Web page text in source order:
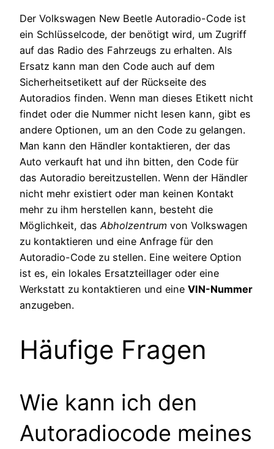
Der Volkswagen New Beetle Autoradio-Code ist
ein Schlüsselcode, der benötigt wird, um Zugriff
auf das Radio des Fahrzeugs zu erhalten. Als
Ersatz kann man den Code auch auf dem
Sicherheitsetikett auf der Rückseite des
Autoradios finden. Wenn man dieses Etikett nicht
findet oder die Nummer nicht lesen kann, gibt es
andere Optionen, um an den Code zu gelangen.
Man kann den Händler kontaktieren, der das
Auto verkauft hat und ihn bitten, den Code für
das Autoradio bereitzustellen. Wenn der Händler
nicht mehr existiert oder man keinen Kontakt
mehr zu ihm herstellen kann, besteht die
Möglichkeit, das Abholzentrum von Volkswagen
zu kontaktieren und eine Anfrage für den
Autoradio-Code zu stellen. Eine weitere Option
ist es, ein lokales Ersatzteillager oder eine
Werkstatt zu kontaktieren und eine VIN-Nummer
anzugeben.
Häufige Fragen
Wie kann ich den
Autoradiocode meines